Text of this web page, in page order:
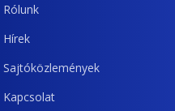
Rólunk
Hírek
Sajtóközlemények
Kapcsolat